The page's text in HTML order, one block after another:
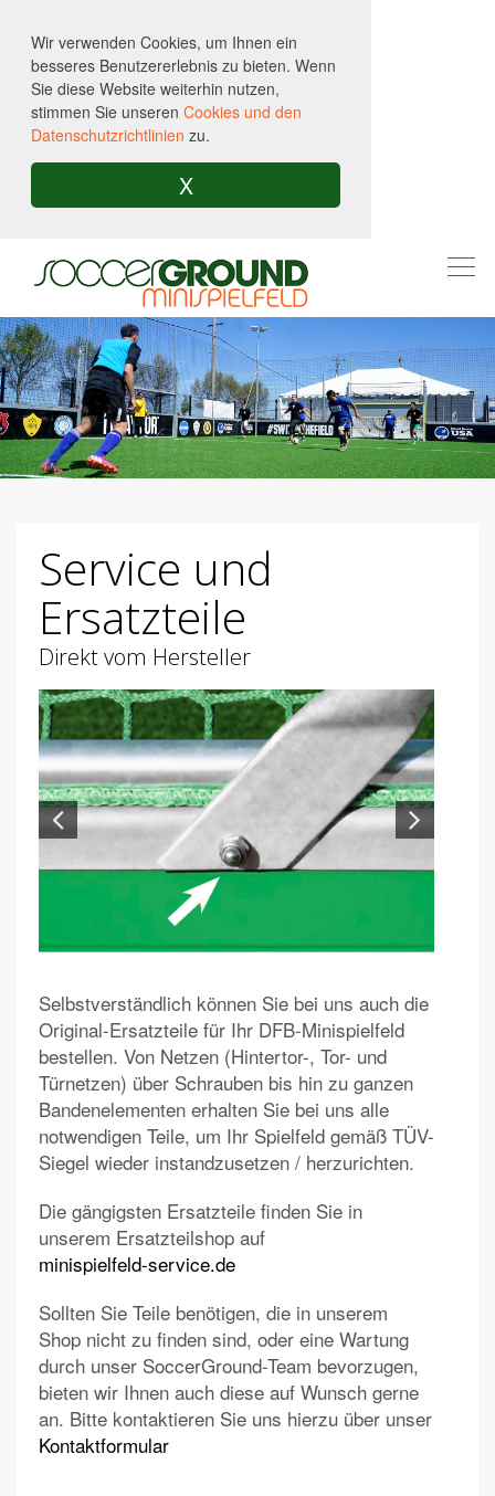
Wir verwenden Cookies, um Ihnen ein
besseres Benutzererlebnis zu bieten. Wenn
Sie diese Website weiterhin nutzen,
stimmen Sie unseren Cookies und den
Datenschutzrichtlinien zu.
X
Service und
Ersatzteile
Direkt vom Hersteller
Selbstverständlich können Sie bei uns auch die
Original-Ersatzteile für Ihr DFB-Minispielfeld
bestellen. Von Netzen (Hintertor-, Tor- und
Türnetzen) über Schrauben bis hin zu ganzen
Bandenelementen erhalten Sie bei uns alle
notwendigen Teile, um Ihr Spielfeld gemäß TÜV-
Siegel wieder instandzusetzen / herzurichten.
Die gängigsten Ersatzteile finden Sie in
unserem Ersatzteilshop auf
minispielfeld-service.de
Sollten Sie Teile benötigen, die in unserem
Shop nicht zu finden sind, oder eine Wartung
durch unser SoccerGround-Team bevorzugen,
bieten wir Ihnen auch diese auf Wunsch gerne
an. Bitte kontaktieren Sie uns hierzu über unser
Kontaktformular